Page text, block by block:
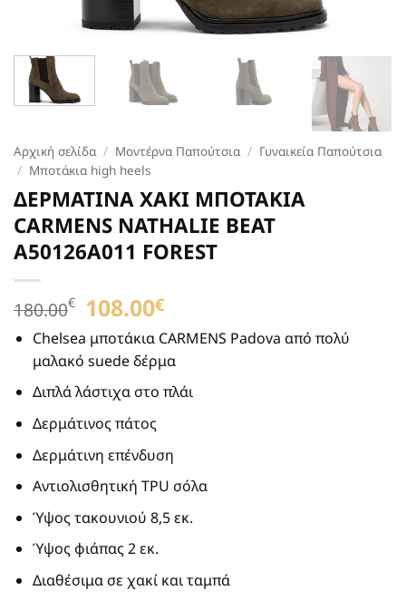
Αρχική σελίδα / Μοντέρνα Παπούτσια / Γυναικεία Παπούτσια
/ Μποτάκια high heels
ΔΕΡΜΑΤΙΝΑ XAKI ΜΠΟΤΑΚΙΑ
CARMENS NATHALIE BEAT
A50126A011 FOREST
180.00€ Original
price
was:
180.00€.
108.00€Η
τιμή
είναι:
108.00€.
Chelsea μποτάκια CARMENS Padova από πολύ
μαλακό suede δέρμα
Διπλά λάστιχα στο πλάι
Δερμάτινος πάτος
Δερμάτινη επένδυση
Αντιολισθητική TPU σόλα
Ύψος τακουνιού 8,5 εκ.
Ύψος φιάπας 2 εκ.
Διαθέσιμα σε χακί και ταμπά